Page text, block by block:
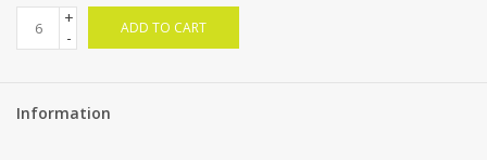
+
-
ADD TO CART
Information